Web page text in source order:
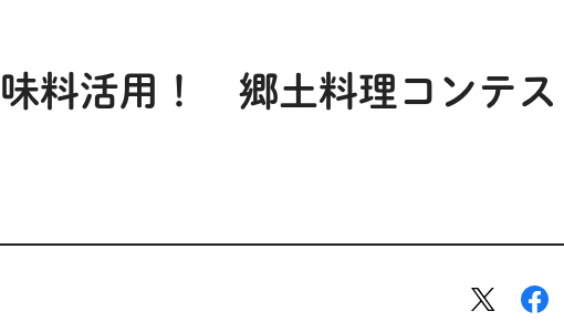
味料活用！ 郷土料理コンテ